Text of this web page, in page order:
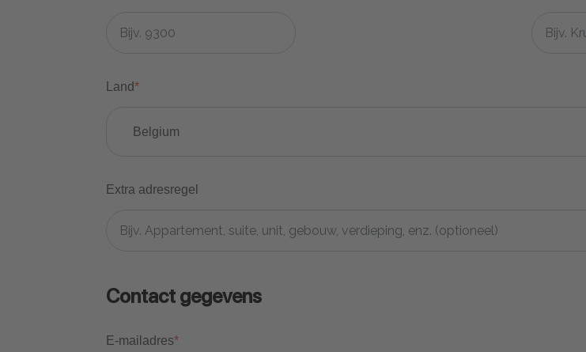
Land*
Belgium
Extra adresregel
Contact gegevens
E-mailadres*